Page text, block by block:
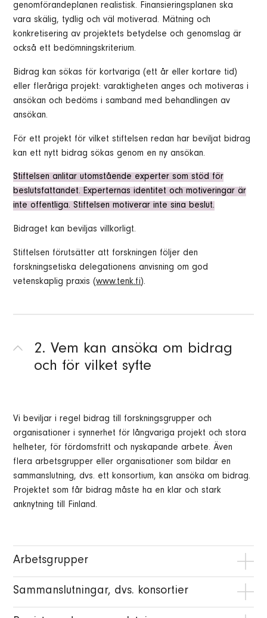
genomförandeplanen realistisk. Finansieringsplanen ska
vara skälig, tydlig och väl motiverad. Mätning och
konkretisering av projektets betydelse och genomslag är
också ett bedömningskriterium.
Bidrag kan sökas för kortvariga (ett år eller kortare tid)
eller fleråriga projekt: varaktigheten anges och motiveras i
ansökan och bedöms i samband med behandlingen av
ansökan.
För ett projekt för vilket stiftelsen redan har beviljat bidrag
kan ett nytt bidrag sökas genom en ny ansökan.
Stiftelsen anlitar utomstående experter som stöd för
beslutsfattandet. Experternas identitet och motiveringar är
inte offentliga. Stiftelsen motiverar inte sina beslut.
Bidraget kan beviljas villkorligt.
Stiftelsen förutsätter att forskningen följer den
forskningsetiska delegationens anvisning om god
vetenskaplig praxis (www.tenk.fi).
2. Vem kan ansöka om bidrag
och för vilket syfte
Vi beviljar i regel bidrag till forskningsgrupper och
organisationer i synnerhet för långvariga projekt och stora
helheter, för fördomsfritt och nyskapande arbete. Även
flera arbetsgrupper eller organisationer som bildar en
sammanslutning, dvs. ett konsortium, kan ansöka om bidrag.
Projektet som får bidrag måste ha en klar och stark
anknytning till Finland.
Arbetsgrupper
Arbetsgrupperna kan ansöka om bidrag för arbete
Sammanslutningar, dvs. konsortier